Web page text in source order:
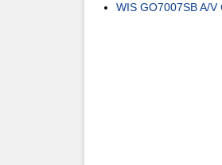
WIS GO7007SB A/V